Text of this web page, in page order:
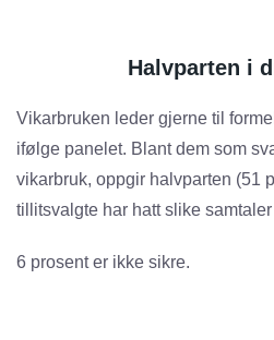
Halvparten i
Vikarbruken leder gjerne til
ifølge panelet. Blant dem som
vikarbruk, oppgir halvparten (51
tillitsvalgte har hatt slike
6 prosent er ikke sikre.